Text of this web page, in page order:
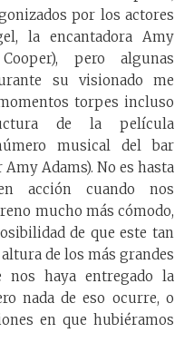
por los actores
la encantadora Amy
pero algunas
su visionado me
torpes incluso
de la película
musical del bar
Adams). No es hasta
acción cuando nos
mucho más cómodo,
de que este tan
de los más grandes
nos haya entregado la
nada de eso ocurre, o
en que hubiéramos